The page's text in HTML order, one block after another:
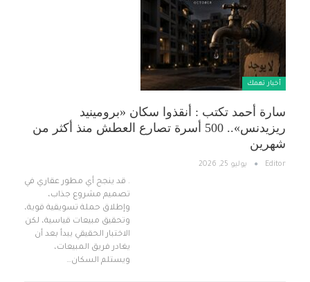
أخبار تهمك
سارة أحمد تكتب : أنقذوا سكان «برومينيد
ريزيدنس».. 500 أسرة تصارع العطش منذ أكثر من
شهرين
Editor يوليو 25, 2026
. قد ينجح أي مطور عقاري في
تصميم مشروع جذاب،
وإطلاق حملة تسويقية قوية،
وتحقيق مبيعات قياسية، لكن
الاختبار الحقيقي يبدأ بعد أن
يغادر فريق المبيعات،
ويستلم السكان…